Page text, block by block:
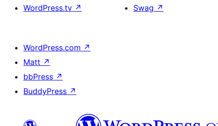
WordPress.tv ↗
Swag ↗
WordPress.com ↗
Matt ↗
bbPress ↗
BuddyPress ↗